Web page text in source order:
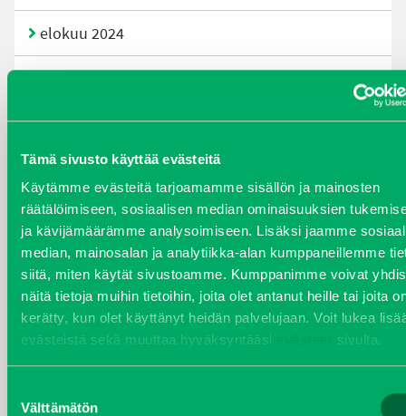
Tämä sivusto käyttää evästeitä
Käytämme evästeitä tarjoamamme sisällön ja mainosten
räätälöimiseen, sosiaalisen median ominaisuuksien
ja kävijämäärämme analysoimiseen. Lisäksi jaamme
median, mainosalan ja analytiikka-alan kumppaneillemme
siitä, miten käytät sivustoamme. Kumppanimme voivat
näitä tietoja muihin tietoihin, joita olet antanut heille tai joita
kerätty, kun olet käyttänyt heidän palvelujaan. Voit lukea
evästeistä sekä muuttaa hyväksyntääsi
sivulta.
valinta
Välttämätön
elokuu 2024
joulukuu 2022
huhtikuu 2022
helmikuu 2022
joulukuu 2021
lokakuu 2021
kesäkuu 2021